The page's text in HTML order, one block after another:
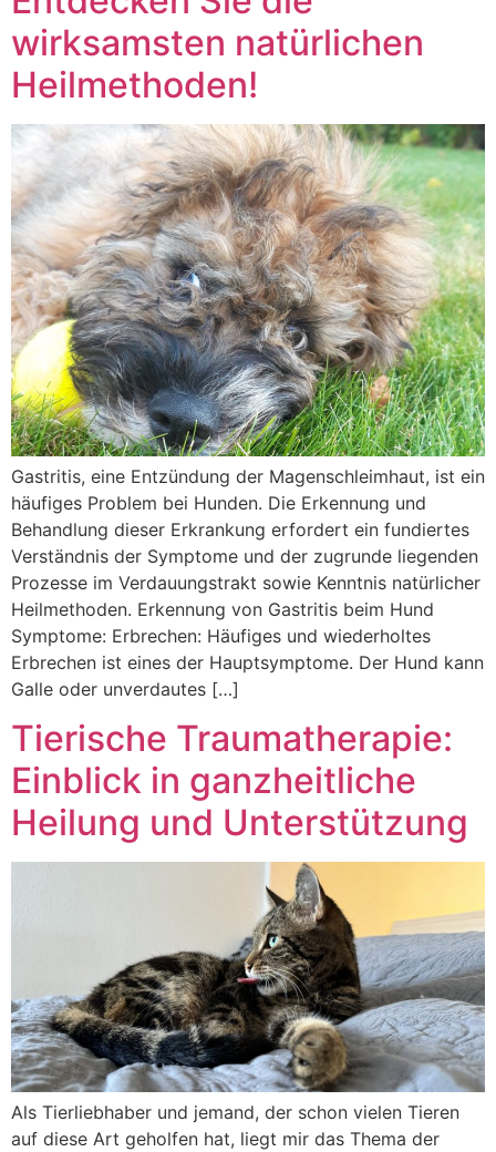
wirksamsten natürlichen
Heilmethoden!
Gastritis, eine Entzündung der Magenschleimhaut, ist ein
häufiges Problem bei Hunden. Die Erkennung und
Behandlung dieser Erkrankung erfordert ein fundiertes
Verständnis der Symptome und der zugrunde liegenden
Prozesse im Verdauungstrakt sowie Kenntnis natürlicher
Heilmethoden. Erkennung von Gastritis beim Hund
Symptome: Erbrechen: Häufiges und wiederholtes
Erbrechen ist eines der Hauptsymptome. Der Hund kann
Galle oder unverdautes […]
Tierische Traumatherapie:
Einblick in ganzheitliche
Heilung und Unterstützung
Als Tierliebhaber und jemand, der schon vielen Tieren
auf diese Art geholfen hat, liegt mir das Thema der